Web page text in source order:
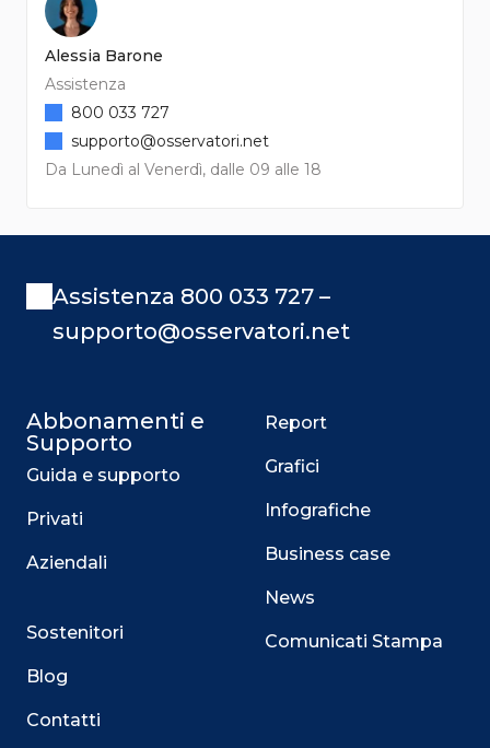
Alessia Barone
Assistenza
Da Lunedì al Venerdì, dalle 09 alle 18
800 033 727
supporto@osservatori.net
Assistenza 800 033 727 –
supporto@osservatori.net
Abbonamenti e
Supporto
Guida e supporto
Privati
Aziendali
Sostenitori
Blog
Contatti
Report
Grafici
Infografiche
Business case
News
Comunicati Stampa